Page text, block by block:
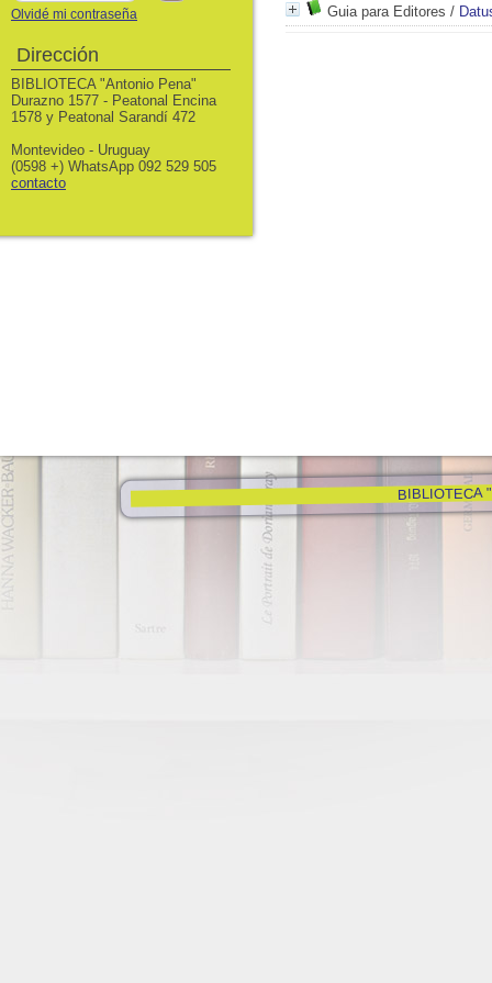
Guia para Editores /
BIBLIOTECA
Olvidé mi contraseña
Dirección
BIBLIOTECA "Antonio Pena"
Durazno 1577 - Peatonal Encina
1578 y Peatonal Sarandí 472
Montevideo - Uruguay
(0598 +) WhatsApp 092 529 505
contacto